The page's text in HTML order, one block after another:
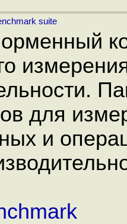
suite
для
и